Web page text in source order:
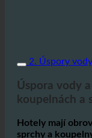
2. Úspory
koupelnách a